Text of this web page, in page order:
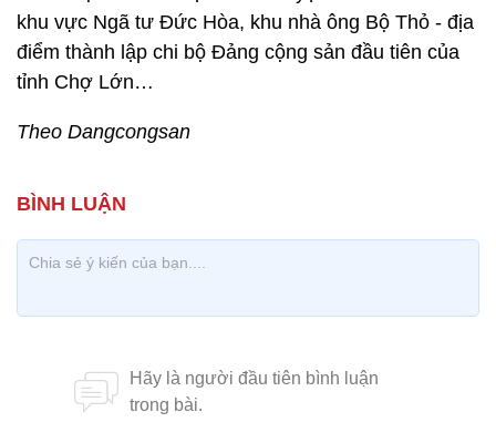
khu vực Ngã tư Đức Hòa, khu nhà ông Bộ Thỏ - địa
điểm thành lập chi bộ Đảng cộng sản đầu tiên của
tỉnh Chợ Lớn…
Theo Dangcongsan